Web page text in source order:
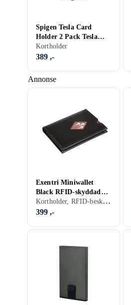
Annonse
Spigen Tesla Card
Holder 2 Pack Tesla
Key Card
Kortholder
389 ,-
Exentri Miniwallet
Black RFID-skyddad
korthållare
Kortholder, RFID-beskyttelse
399 ,-